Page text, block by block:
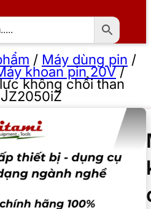
/ Máy dùng pin /
khoan pin 20V/
không chổi than